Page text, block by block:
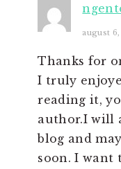
august
Thanks for
I truly
reading it,
author.I will
blog and
soon. I want